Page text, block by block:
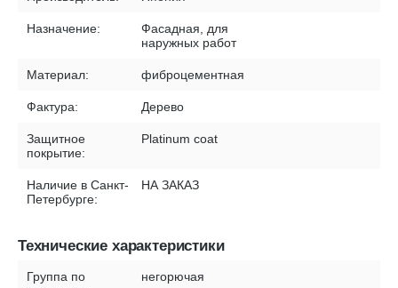
Назначение:
Фасадная, для
наружных работ
Материал: фиброцементная
Фактура: Дерево
Защитное
покрытие:
Platinum coat
Наличие в Санкт-
Петербурге:
НА ЗАКАЗ
Технические характеристики
Группа по
негорючая